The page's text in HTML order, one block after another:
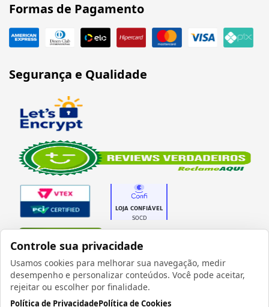
Controle sua privacidade
Usamos cookies para melhorar sua navegação, medir
desempenho e personalizar conteúdos. Você pode aceitar,
rejeitar ou escolher por finalidade.
Política de PrivacidadePolítica de Cookies
Formas de Pagamento
Segurança e Qualidade